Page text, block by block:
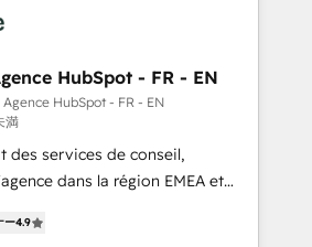
the Year, New Breed turns
engine for measurable, durable
to
+ Tech Team to handle the
out AND building your ideal
to maximize
HubSpot - FR - EN
HubSpot - FR - EN
満
des services de conseil,
dans la région EMEA et
Growth, Revops, CRM et
ー4.9